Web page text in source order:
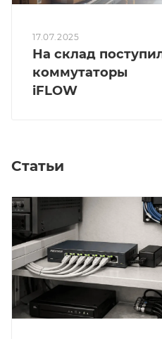
17.07.2025
На склад
коммутаторы
iFLOW
Статьи